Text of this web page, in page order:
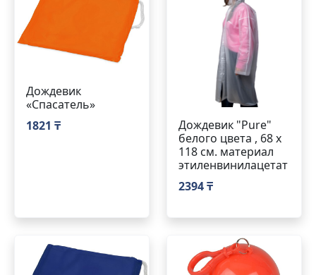
Дождевик
«Спасатель»
1821 ₸
Дождевик "Pure"
белого цвета , 68 х
118 см. материал
этиленвинилацетат
2394 ₸